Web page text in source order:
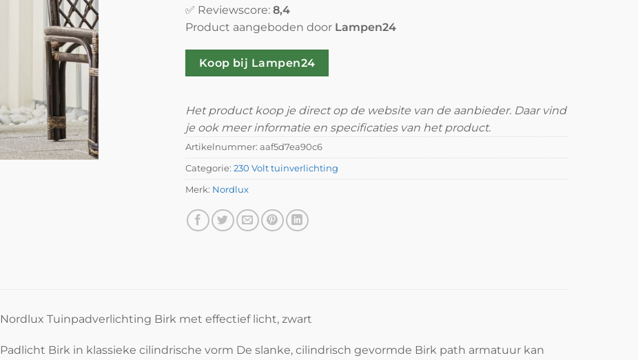
✅ Reviewscore: 8,4
Product aangeboden door Lampen24
Koop bij Lampen24
Het product koop je direct op de website van de aanbieder. Daar vind
je ook meer informatie en specificaties van het product.
Artikelnummer: aaf5d7ea90c6
Categorie: 230 Volt tuinverlichting
Merk: Nordlux
Nordlux Tuinpadverlichting Birk met effectief licht, zwart
Padlicht Birk in klassieke cilindrische vorm De slanke, cilindrisch gevormde Birk path armatuur kan